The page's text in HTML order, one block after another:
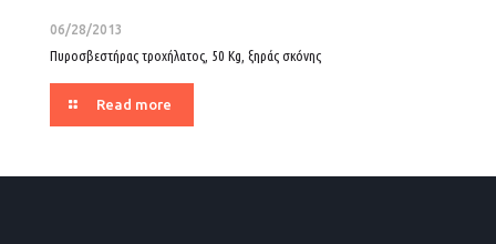
06/28/2013
Πυροσβεστήρας τροχήλατος, 50 Kg, ξηράς σκόνης
Read more